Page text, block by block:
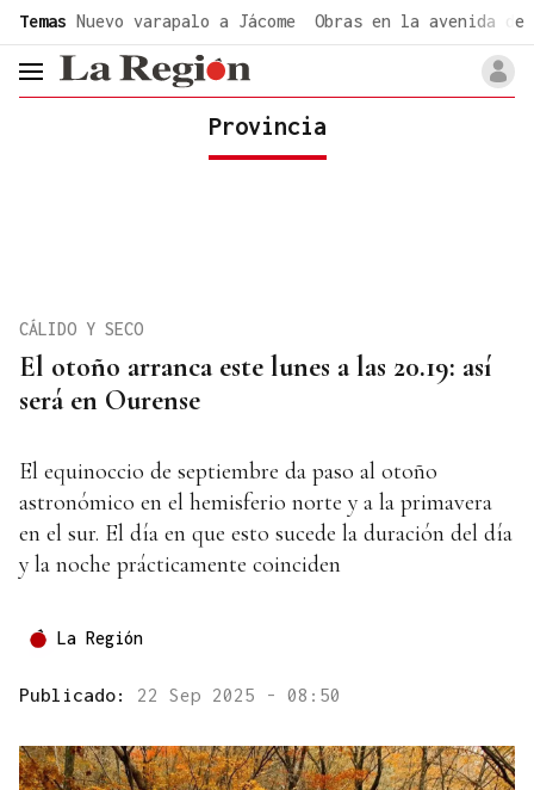
Temas Nuevo varapalo a Jácome Obras en la avenida de
header.menu.open
Provincia
El otoño arranca este lunes a las 20.19: así
será en Ourense
CÁLIDO Y SECO
El equinoccio de septiembre da paso al otoño
astronómico en el hemisferio norte y a la primavera
en el sur. El día en que esto sucede la duración del día
y la noche prácticamente coinciden
La Región
Publicado: 22 Sep 2025 - 08:50